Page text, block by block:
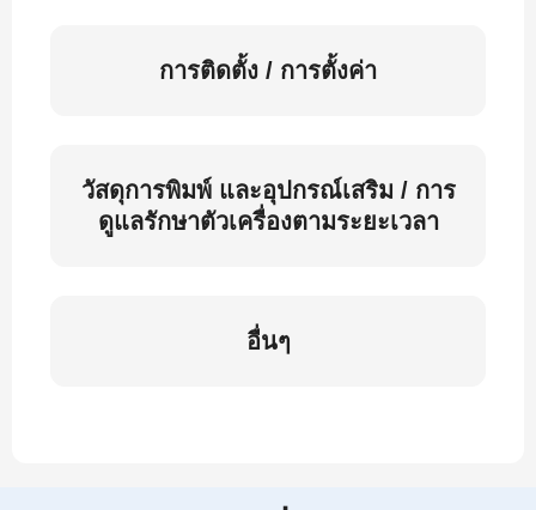
การติดตั้ง / การตั้งค่า
วัสดุการพิมพ์ และอุปกรณ์เสริม / การ
ดูแลรักษาตัวเครื่องตามระยะเวลา
อื่นๆ